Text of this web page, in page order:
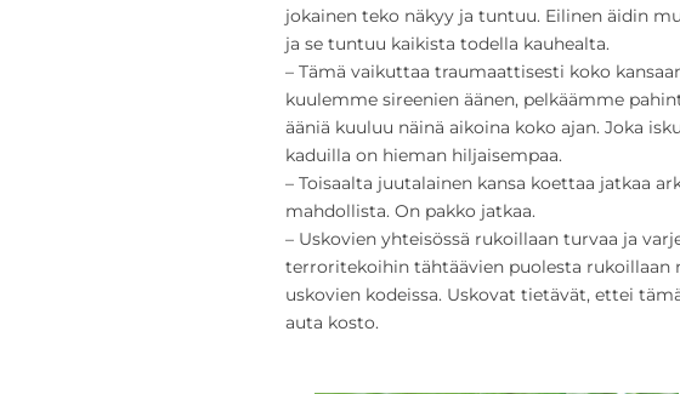
jokainen teko näkyy ja tuntuu. Eilinen äidin
ja se tuntuu kaikista todella kauhealta.
– Tämä vaikuttaa traumaattisesti koko
kuulemme sireenien äänen, pelkäämme
ääniä kuuluu näinä aikoina koko ajan. Joka
kaduilla on hieman hiljaisempaa.
– Toisaalta juutalainen kansa koettaa jatkaa
mahdollista. On pakko jatkaa.
– Uskovien yhteisössä rukoillaan turvaa ja
terroritekoihin tähtäävien puolesta rukoillaan
uskovien kodeissa. Uskovat tietävät, ettei
auta kosto.